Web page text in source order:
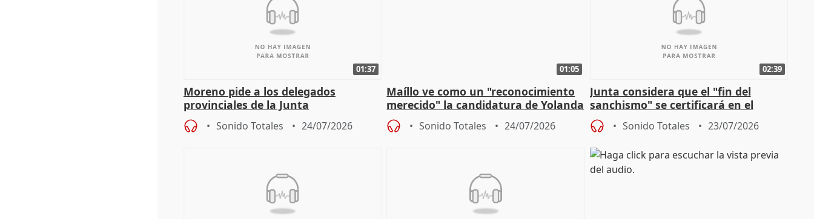
01:37
Moreno pide a los delegados
provinciales de la Junta
"determinación para afrontar los
retos", diálog
Sonido Totales 24/07/2026
01:05
Maíllo ve como un "reconocimiento
merecido" la candidatura de Yolanda
Díaz a la OIT
Sonido Totales 24/07/2026
02:39
Junta considera que el "fin del
sanchismo" se certificará en el
Congreso con la "caída" del techo de
Sonido Totales 23/07/2026